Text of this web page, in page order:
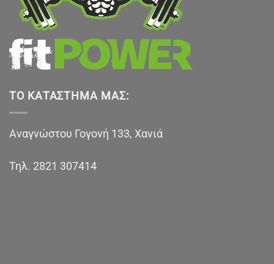
ΤΟ ΚΑΤΆΣΤΗΜΑ ΜΑΣ:
Αναγνώστου Γογονή 133, Χανιά
Τηλ. 2821 307414